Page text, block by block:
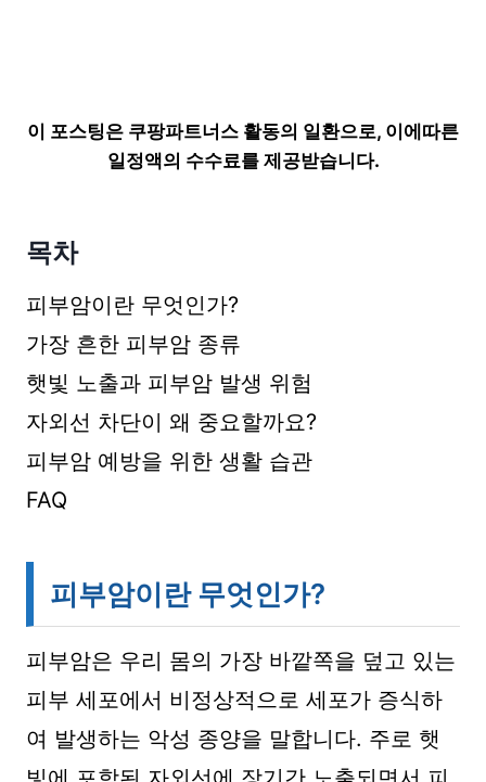
이 포스팅은 쿠팡파트너스 활동의 일환으로, 이에따른
일정액의 수수료를 제공받습니다.
목차
피부암이란 무엇인가?
가장 흔한 피부암 종류
햇빛 노출과 피부암 발생 위험
자외선 차단이 왜 중요할까요?
피부암 예방을 위한 생활 습관
FAQ
피부암이란 무엇인가?
피부암은 우리 몸의 가장 바깥쪽을 덮고 있는
피부 세포에서 비정상적으로 세포가 증식하
여 발생하는 악성 종양을 말합니다. 주로 햇